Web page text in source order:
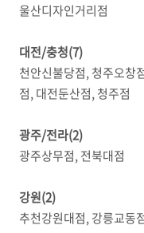
울산디자인거리점
대전/충청(7)
천안신불당점, 청주오창
점, 대전둔산점, 청주점
광주/전라(2)
광주상무점, 전북대점
강원(2)
추천강원대점, 강릉교동